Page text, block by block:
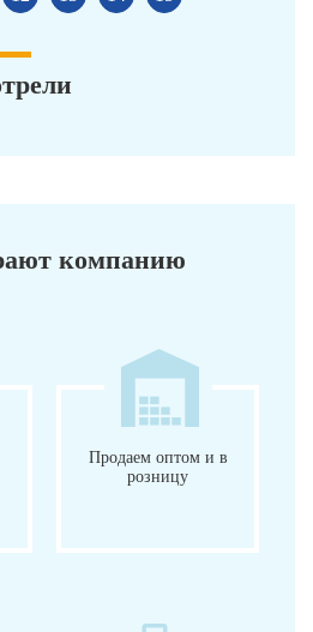
компанию
Продаем оптом и в
розницу